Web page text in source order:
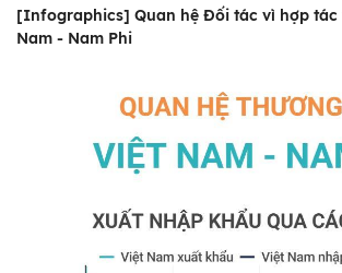
[Infographics] Quan hệ Đối tác vì hợp tác
Nam - Nam Phi